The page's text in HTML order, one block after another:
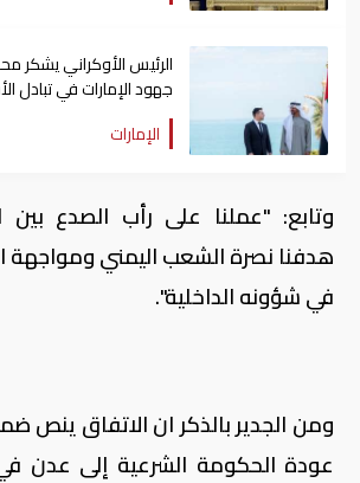
الرئيس الأوكراني يشكر
جهود الإمارات في تبادل
الإمارات
وتابع: "عملنا على رأب الصدع بين
هدفنا نصرة الشعب اليمني ومواجهة
في شؤونه الداخلية".
ومن الجدير بالذكر ان الاتفاق ينص